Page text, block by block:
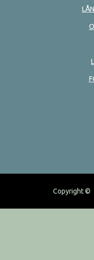
Copyright ©